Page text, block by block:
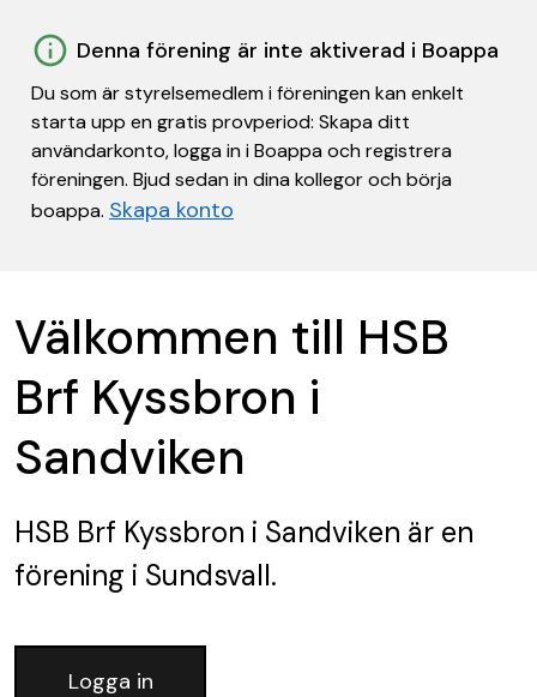
Denna förening är inte aktiverad i Boappa
Du som är styrelsemedlem i föreningen kan enkelt
starta upp en gratis provperiod: Skapa ditt
användarkonto, logga in i Boappa och registrera
föreningen. Bjud sedan in dina kollegor och börja
boappa. Skapa konto
Välkommen till HSB
Brf Kyssbron i
Sandviken
HSB Brf Kyssbron i Sandviken är en
förening i Sundsvall.
Logga in